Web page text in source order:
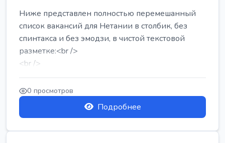
Ниже представлен полностью перемешанный
список вакансий для Нетании в столбик, без
спинтакса и без эмодзи, в чистой текстовой
разметке:<br />
<br />
Работа в Нетании на мебельном производстве:
требу...
0 просмотров
Подробнее